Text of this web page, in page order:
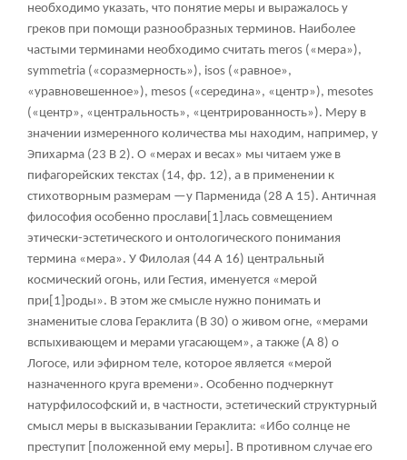
необходимо указать, что понятие меры и выражалось у
греков при помощи разнообразных терминов. Наиболее
частыми терминами необходимо считать meros («мера»),
symmetria («соразмерность»), isos («равное»,
«уравновешенное»), mesos («середина», «центр»), mesotes
(«центр», «центральность», «центрированность»). Меру в
значении измеренного количества мы находим, например, у
Эпихарма (23 В 2). О «мерах и весах» мы читаем уже в
пифагорейских текстах (14, фр. 12), а в применении к
стихотворным размерам —у Парменида (28 А 15). Античная
философия особенно прослави [1] лась совмещением
этически-эстетического и онтологического понимания
термина «мера». У Филолая (44 А 16) центральный
космический огонь, или Гестия, именуется «мерой
при [1] роды». В этом же смысле нужно понимать и
знаменитые слова Гераклита (В 30) о живом огне, «мерами
вспыхивающем и мерами угасающем», а также (А 8) о
Логосе, или эфирном теле, которое является «мерой
назначенного круга времени». Особенно подчеркнут
натурфилософский и, в частности, эстетический структурный
смысл меры в высказывании Гераклита: «Ибо солнце не
преступит [положенной ему меры]. В противном случае его